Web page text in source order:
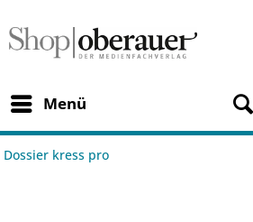
Menü
Dossier kress pro